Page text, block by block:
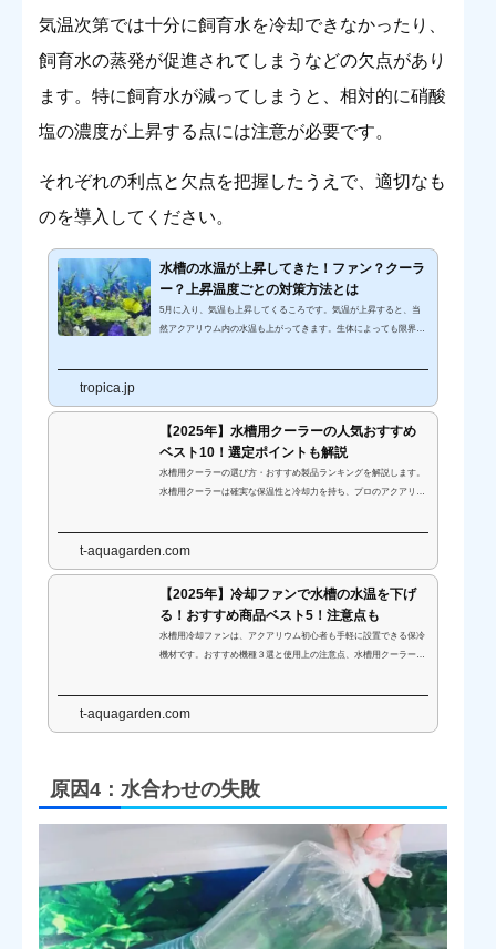
気温次第では十分に飼育水を冷却できなかったり、
飼育水の蒸発が促進されてしまうなどの欠点があり
ます。特に飼育水が減ってしまうと、相対的に硝酸
塩の濃度が上昇する点には注意が必要です。
それぞれの利点と欠点を把握したうえで、適切なも
のを導入してください。
水槽の水温が上昇してきた！ファン？クーラ
ー？上昇温度ごとの対策方法とは
5月に入り、気温も上昇してくるころです。気温が上昇すると、当
然アクアリウム内の水温も上がってきます。生体によっても限界の
対にNGです。今回は「水温の上昇温度ごとの対策方法、生体ごと
の限界水温」などを詳しく解説していきます！水温が上がることで
初めて気づいた方もい...
tropica.jp
【2025年】水槽用クーラーの人気おすすめ
ベスト10！選定ポイントも解説
水槽用クーラーの選び方・おすすめ製品ランキングを解説します。
水槽用クーラーは確実な保温性と冷却力を持ち、プロのアクアリス
t-aquagarden.com
【2025年】冷却ファンで水槽の水温を下げ
る！おすすめ商品ベスト5！注意点も
水槽用冷却ファンは、アクアリウム初心者も手軽に設置できる保冷
機材です。おすすめ機種３選と使用上の注意点、水槽用クーラーと
t-aquagarden.com
原因4：水合わせの失敗